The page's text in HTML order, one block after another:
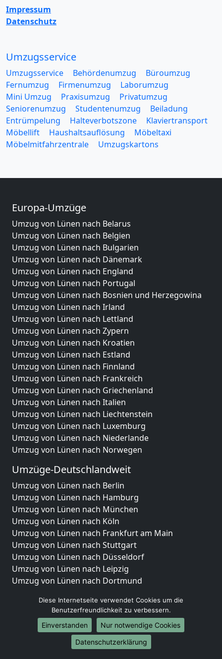
Impressum
Datenschutz
Umzugsservice
Umzugsservice Behördenumzug
Büroumzug
Fernumzug
Firmenumzug
Laborumzug
Mini Umzug
Praxisumzug
Privatumzug
Seniorenumzug
Studentenumzug
Beiladung
Entrümpelung
Halteverbotszone
Klaviertransport
Möbellift
Haushaltsauflösung
Möbeltaxi
Möbelmitfahrzentrale
Umzugskartons
Europa-Umzüge
Umzug von Lünen nach Belarus
Umzug von Lünen nach Belgien
Umzug von Lünen nach Bulgarien
Umzug von Lünen nach Dänemark
Umzug von Lünen nach England
Umzug von Lünen nach Portugal
Umzug von Lünen nach Bosnien und Herzegowina
Umzug von Lünen nach Irland
Umzug von Lünen nach Lettland
Umzug von Lünen nach Zypern
Umzug von Lünen nach Kroatien
Umzug von Lünen nach Estland
Umzug von Lünen nach Finnland
Umzug von Lünen nach Frankreich
Umzug von Lünen nach Griechenland
Umzug von Lünen nach Italien
Umzug von Lünen nach Liechtenstein
Umzug von Lünen nach Luxemburg
Umzug von Lünen nach Niederlande
Umzug von Lünen nach Norwegen
Umzüge-Deutschlandweit
Umzug von Lünen nach Berlin
Umzug von Lünen nach Hamburg
Umzug von Lünen nach München
Umzug von Lünen nach Köln
Umzug von Lünen nach Frankfurt am Main
Umzug von Lünen nach Stuttgart
Umzug von Lünen nach Düsseldorf
Umzug von Lünen nach Leipzig
Umzug von Lünen nach Dortmund
Umzug von Lünen nach Bremen
Umzug von Lünen nach Dresden
Umzug von Lünen nach Hannover
Umzug von Lünen nach Nürnberg
Umzug von Lünen nach Duisburg
Diese Internetseite verwendet Cookies um die
Benutzerfreundlichkeit zu verbessern.
Einverstanden
Nur notwendige Cookies
Datenschutzerklärung